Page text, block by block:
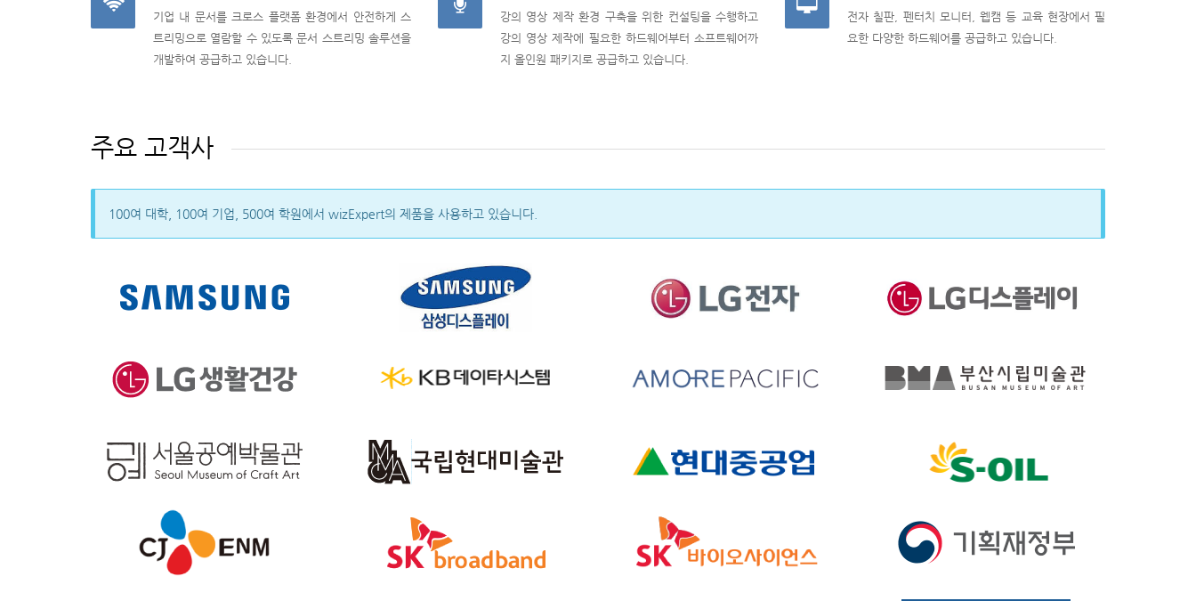
기업 내 문서를 크로스 플랫폼 환경에서 안전하게 스
트리밍으로 열람할 수 있도록 문서 스트리밍 솔루션을
개발하여 공급하고 있습니다.
강의 영상 제작 환경 구축을 위한 컨설팅을 수행하고
강의 영상 제작에 필요한 하드웨어부터 소프트웨어까
지 올인원 패키지로 공급하고 있습니다.
전자 칠판, 펜터치 모니터, 웹캠 등 교육 현장에서 필
요한 다양한 하드웨어를 공급하고 있습니다.
주요 고객사
100여 대학, 100여 기업, 500여 학원에서 wizExpert의 제품을 사용하고 있습니다.